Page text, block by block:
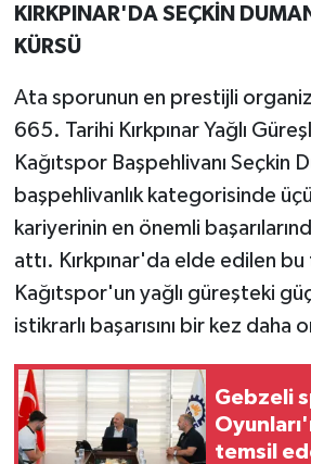
KIRKPINAR'DA SEÇKİN
KÜRSÜ
Ata sporunun en prestijli
665. Tarihi Kırkpınar Yağlı
Kağıtspor Başpehlivanı Seçkin
başpehlivanlık kategorisinde
kariyerinin en önemli
attı. Kırkpınar'da elde edilen
Kağıtspor'un yağlı güreşteki
istikrarlı başarısını bir kez daha
Gebzeli
temsil